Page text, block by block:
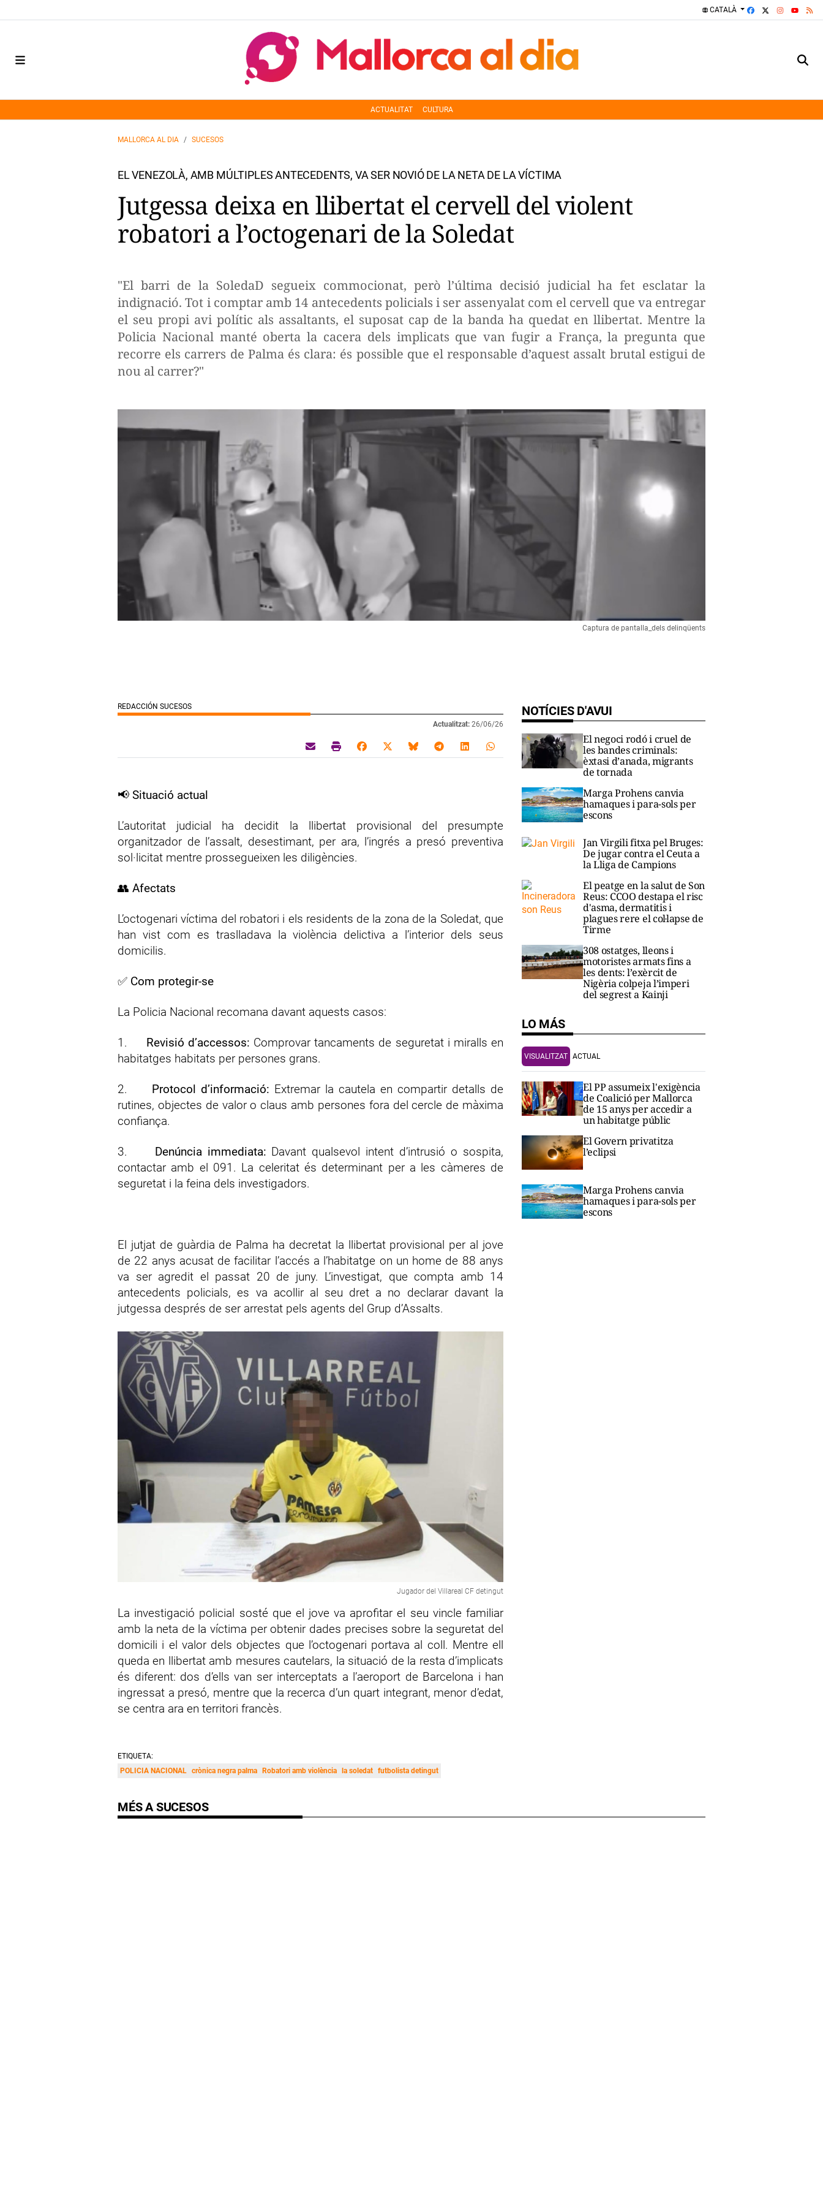
CATALÀ FACEBOOK
YOUTUBE
ACTUALITAT CULTURA
MALLORCA AL DIA SUCESOS
EL VENEZOLÀ, AMB MÚLTIPLES ANTECEDENTS, VA SER NOVIÓ DE LA NETA DE LA VÍCTIMA
Jutgessa deixa en llibertat el cervell del violent
robatori a l’octogenari de la Soledat
"El barri de la SoledaD segueix commocionat, però l’última decisió judicial ha fet esclatar la
indignació. Tot i comptar amb 14 antecedents policials i ser assenyalat com el cervell que va entregar
el seu propi avi polític als assaltants, el suposat cap de la banda ha quedat en llibertat. Mentre la
Policia Nacional manté oberta la cacera dels implicats que van fugir a França, la pregunta que
recorre els carrers de Palma és clara: és possible que el responsable d’aquest assalt brutal estigui de
nou al carrer?"
Captura de pantalla_dels delinqüents
REDACCIÓN SUCESOS
Actualitzat: 26/06/26
📢 Situació actual
L’autoritat judicial ha decidit la llibertat provisional del presumpte
organitzador de l’assalt, desestimant, per ara, l’ingrés a presó preventiva
sol·licitat mentre prossegueixen les diligències.
👥 Afectats
L’octogenari víctima del robatori i els residents de la zona de la Soledat, que
han vist com es traslladava la violència delictiva a l’interior dels seus
domicilis.
✅ Com protegir-se
La Policia Nacional recomana davant aquests casos:
1. Revisió d’accessos: Comprovar tancaments de seguretat i miralls en
habitatges habitats per persones grans.
2. Protocol d’informació: Extremar la cautela en compartir detalls de
rutines, objectes de valor o claus amb persones fora del cercle de màxima
confiança.
3. Denúncia immediata: Davant qualsevol intent d’intrusió o sospita,
contactar amb el 091. La celeritat és determinant per a les càmeres de
seguretat i la feina dels investigadors.
El jutjat de guàrdia de Palma ha decretat la llibertat provisional per al jove
de 22 anys acusat de facilitar l’accés a l’habitatge on un home de 88 anys
va ser agredit el passat 20 de juny. L’investigat, que compta amb 14
antecedents policials, es va acollir al seu dret a no declarar davant la
jutgessa després de ser arrestat pels agents del Grup d’Assalts.
Jugador del Villareal CF detingut
La investigació policial sosté que el jove va aprofitar el seu vincle familiar
amb la neta de la víctima per obtenir dades precises sobre la seguretat del
domicili i el valor dels objectes que l’octogenari portava al coll. Mentre ell
queda en llibertat amb mesures cautelars, la situació de la resta d’implicats
és diferent: dos d’ells van ser interceptats a l’aeroport de Barcelona i han
ingressat a presó, mentre que la recerca d’un quart integrant, menor d’edat,
se centra ara en territori francès.
ETIQUETA:
POLICIA NACIONAL crònica negra palma Robatori amb violència la soledat futbolista detingut
NOTÍCIES D'AVUI
El negoci rodó i cruel de
les bandes criminals:
èxtasi d’anada, migrants
de tornada
Marga Prohens canvia
hamaques i para-sols per
escons
Jan Virgili fitxa pel Bruges:
De jugar contra el Ceuta a
la Lliga de Campions
El peatge en la salut de Son
Reus: CCOO destapa el risc
d'asma, dermatitis i
plagues rere el col·lapse de
Tirme
308 ostatges, lleons i
motoristes armats fins a
les dents: l’exèrcit de
Nigèria colpeja l’imperi
del segrest a Kainji
LO MÁS
VISUALITZAT ACTUAL
El PP assumeix l'exigència
de Coalició per Mallorca
de 15 anys per accedir a
un habitatge públic
El Govern privatitza
l’eclipsi
Marga Prohens canvia
hamaques i para-sols per
escons
MÉS A SUCESOS